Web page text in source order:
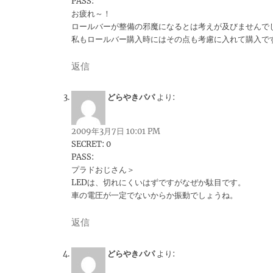
お疲れ～！
ロールバーが整備の邪魔になるとは考えが及びませんで
私もロールバー購入時にはその点も考慮に入れて購入で
返信
どらやきパパ より:
2009年3月7日 10:01 PM
SECRET: 0
PASS:
プラドおじさん＞
LEDは、切れにくいはずですがなぜか駄目です。
車の電圧が一定でないからか振動でしょうね。
返信
どらやきパパ より: